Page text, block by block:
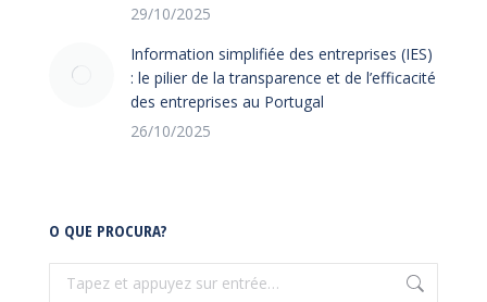
29/10/2025
Information simplifiée des entreprises (IES)
: le pilier de la transparence et de l’efficacité
des entreprises au Portugal
26/10/2025
O QUE PROCURA?
Recherche